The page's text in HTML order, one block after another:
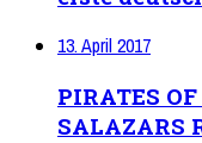
13. April 2017
PIRATES
SALAZARS